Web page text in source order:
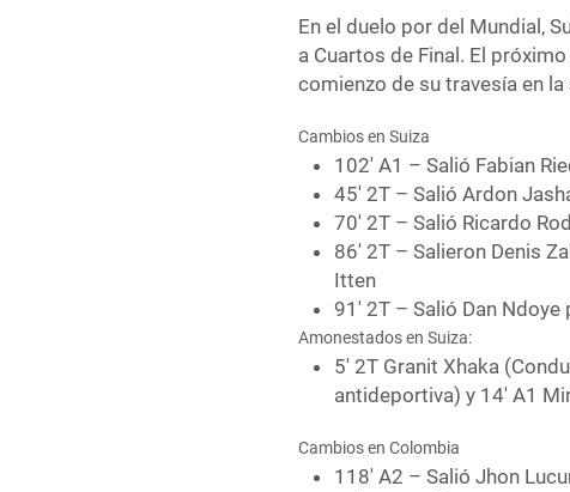
En el duelo por del Mundial,
a Cuartos de Final. El
comienzo de su travesía en
Cambios en Suiza
102′ A1 – Salió Fabian
45′ 2T – Salió Ardon
70′ 2T – Salió Ricardo
86′ 2T – Salieron Denis
Itten
91′ 2T – Salió Dan
Amonestados en Suiza:
5′ 2T Granit Xhaka
antideportiva) y 14′ A1
Cambios en Colombia
118′ A2 – Salió Jhon